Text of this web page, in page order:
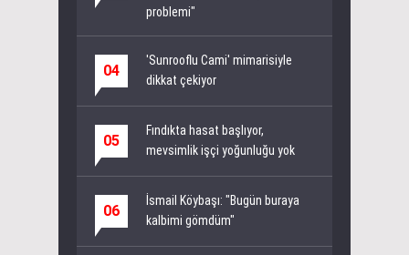
problemi"
04
'Sunrooflu Cami' mimarisiyle
dikkat çekiyor
05
Fındıkta hasat başlıyor,
mevsimlik işçi yoğunluğu yok
06
İsmail Köybaşı: "Bugün buraya
kalbimi gömdüm"